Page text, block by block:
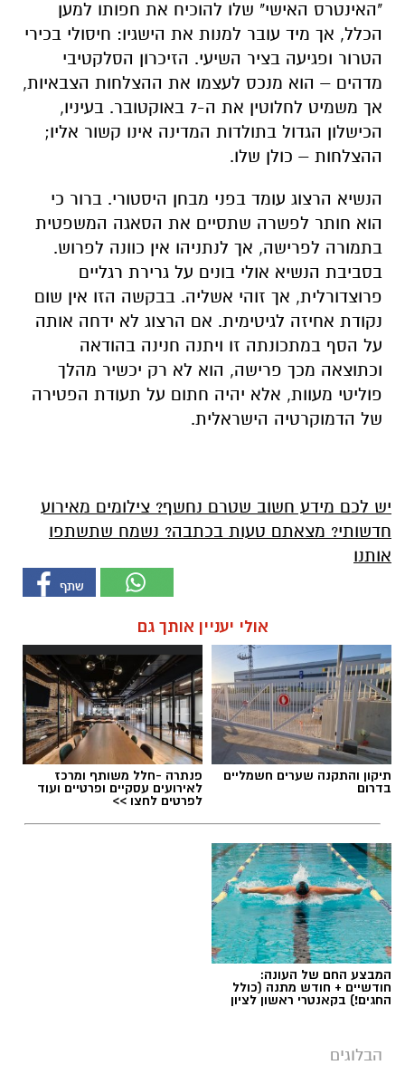
"האינטרס האישי" שלו להוכיח את חפותו למען
הכלל, אך מיד עובר למנות את הישגיו: חיסולי בכירי
הטרור ופגיעה בציר השיעי. הזיכרון הסלקטיבי
מדהים – הוא מנכס לעצמו את ההצלחות הצבאיות,
אך משמיט לחלוטין את ה-7 באוקטובר. בעיניו,
הכישלון הגדול בתולדות המדינה אינו קשור אליו;
ההצלחות – כולן שלו.
הנשיא הרצוג עומד בפני מבחן היסטורי. ברור כי
הוא חותר לפשרה שתסיים את הסאגה המשפטית
בתמורה לפרישה, אך לנתניהו אין כוונה לפרוש.
בסביבת הנשיא אולי בונים על גרירת רגליים
פרוצדורלית, אך זוהי אשליה. בבקשה הזו אין שום
נקודת אחיזה לגיטימית. אם הרצוג לא ידחה אותה
על הסף במתכונתה זו ויתנה חנינה בהודאה
וכתוצאה מכך פרישה, הוא לא רק יכשיר מהלך
פוליטי מעוות, אלא יהיה חתום על תעודת הפטירה
של הדמוקרטיה הישראלית.
יש לכם מידע חשוב שטרם נחשף? צילומים מאירוע
חדשותי? מצאתם טעות בכתבה? נשמח שתשתפו
אותנו
אולי יעניין אותך גם
תיקון והתקנה שערים חשמליים
בדרום
פנתרה -חלל משותף ומרכז
לאירועים עסקיים ופרטיים ועוד
לפרטים לחצו >>
המבצע החם של העונה:
חודשיים + חודש מתנה (כולל
החגים!) בקאנטרי ראשון לציון
הבלוגים